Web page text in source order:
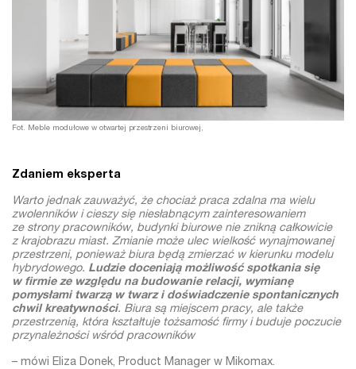
Fot. Meble modułowe w otwartej przestrzeni biurowej,
Zdaniem eksperta
Warto jednak zauważyć, że chociaż praca zdalna ma wielu
zwolenników i cieszy się niesłabnącym zainteresowaniem
ze strony pracowników, budynki biurowe nie znikną całkowicie
z krajobrazu miast. Zmianie może ulec wielkość wynajmowanej
przestrzeni, ponieważ biura będą zmierzać w kierunku modelu
hybrydowego. Ludzie doceniają możliwość spotkania się
w firmie ze względu na budowanie relacji, wymianę
pomysłami twarzą w twarz i doświadczenie spontanicznych
chwil kreatywności. Biura są miejscem pracy, ale także
przestrzenią, która kształtuje tożsamość firmy i buduje poczucie
przynależności wśród pracowników
– mówi Eliza Donek, Product Manager w Mikomax.